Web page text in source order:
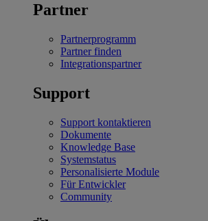
Partner
Partnerprogramm
Partner finden
Integrationspartner
Support
Support kontaktieren
Dokumente
Knowledge Base
Systemstatus
Personalisierte Module
Für Entwickler
Community